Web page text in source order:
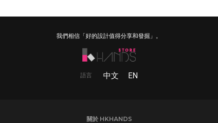
我們相信「好的設計值得分享和發掘」。
語言 中文 EN
關於 HKHANDS